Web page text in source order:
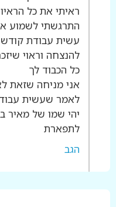
ראיתי את כל
התרגשתי לשמוע
עשית עבודת
להנצחה וראוי
כל הכבוד לך
אני מניחה שזאת
לאמר שעשית
יהי שמו של מאיר
לתפארת
הגב